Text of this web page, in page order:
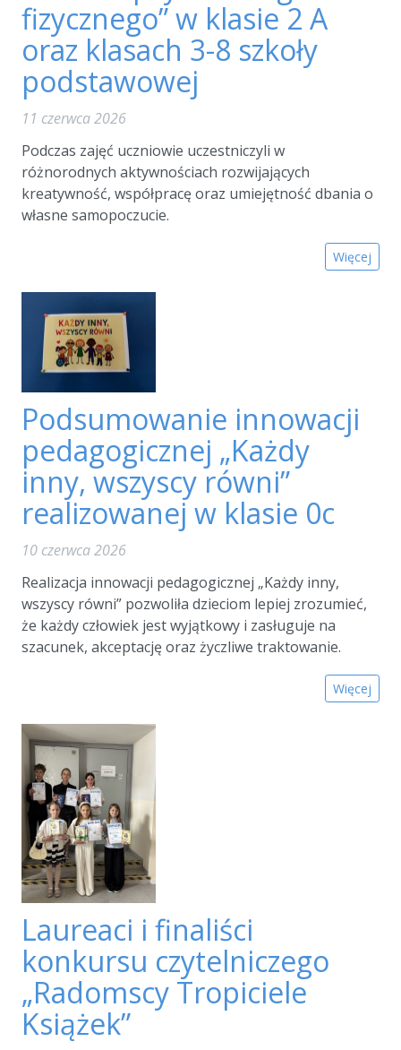
fizycznego” w klasie 2 A
oraz klasach 3-8 szkoły
podstawowej
11 czerwca 2026
Podczas zajęć uczniowie uczestniczyli w
różnorodnych aktywnościach rozwijających
kreatywność, współpracę oraz umiejętność dbania o
własne samopoczucie.
Więcej
Podsumowanie innowacji
pedagogicznej „Każdy
inny, wszyscy równi”
realizowanej w klasie 0c
10 czerwca 2026
Realizacja innowacji pedagogicznej „Każdy inny,
wszyscy równi” pozwoliła dzieciom lepiej zrozumieć,
że każdy człowiek jest wyjątkowy i zasługuje na
szacunek, akceptację oraz życzliwe traktowanie.
Więcej
Laureaci i finaliści
konkursu czytelniczego
„Radomscy Tropiciele
Książek”